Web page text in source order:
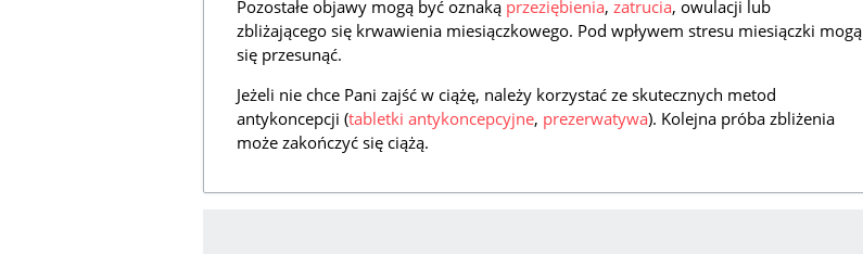
Pozostałe objawy mogą być oznaką przeziębienia, zatrucia, owulacji lub
zbliżającego się krwawienia miesiączkowego. Pod wpływem stresu miesiączki mogą
się przesunąć.
Jeżeli nie chce Pani zajść w ciążę, należy korzystać ze skutecznych metod
antykoncepcji (tabletki antykoncepcyjne, prezerwatywa). Kolejna próba zbliżenia
może zakończyć się ciążą.